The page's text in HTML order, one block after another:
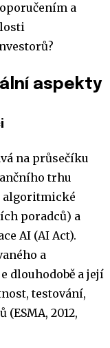
a
aspekty
na průsečíku
trhu
algoritmické
poradců) a
AI (AI Act).
a
dlouhodobě a její
testování,
2012,